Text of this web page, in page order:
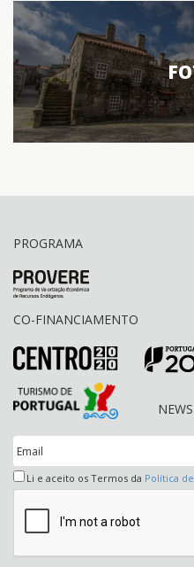
PROGRAMA
CO-FINANCIAMENTO
Li e aceito os Termos da Política